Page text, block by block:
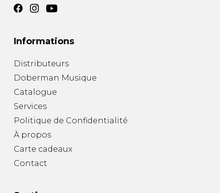
Informations
Distributeurs
Doberman Musique
Catalogue
Services
Politique de Confidentialité
À propos
Carte cadeaux
Contact